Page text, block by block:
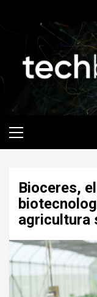
Menu
Bioceres,
agricultura